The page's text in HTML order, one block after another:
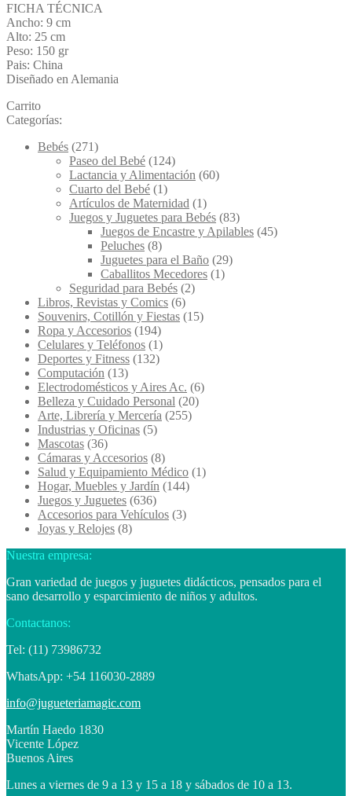
FICHA TÉCNICA
Ancho: 9 cm
Alto: 25 cm
Peso: 150 gr
Pais: China
Diseñado en Alemania
Carrito
Categorías:
Bebés (271)
Paseo del Bebé (124)
Lactancia y Alimentación (60)
Cuarto del Bebé (1)
Artículos de Maternidad (1)
Juegos y Juguetes para Bebés (83)
Juegos de Encastre y Apilables (45)
Peluches (8)
Juguetes para el Baño (29)
Caballitos Mecedores (1)
Seguridad para Bebés (2)
Libros, Revistas y Comics (6)
Souvenirs, Cotillón y Fiestas (15)
Ropa y Accesorios (194)
Celulares y Teléfonos (1)
Deportes y Fitness (132)
Computación (13)
Electrodomésticos y Aires Ac. (6)
Belleza y Cuidado Personal (20)
Arte, Librería y Mercería (255)
Industrias y Oficinas (5)
Mascotas (36)
Cámaras y Accesorios (8)
Salud y Equipamiento Médico (1)
Hogar, Muebles y Jardín (144)
Juegos y Juguetes (636)
Accesorios para Vehículos (3)
Joyas y Relojes (8)
Nuestra empresa:
Gran variedad de juegos y juguetes didácticos, pensados para el
sano desarrollo y esparcimiento de niños y adultos.
Contactanos:
Tel: (11) 73986732
WhatsApp: +54 116030-2889
info@jugueteriamagic.com
Martín Haedo 1830
Vicente López
Buenos Aires
Lunes a viernes de 9 a 13 y 15 a 18 y sábados de 10 a 13.